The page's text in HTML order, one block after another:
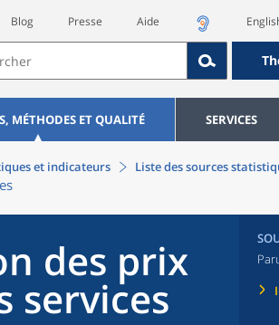
Blog Presse Aide
MÉTHODES ET QUALITÉ SERVICES
et indicateurs Liste des sources
des prix
services